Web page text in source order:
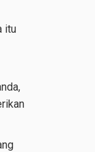
itu